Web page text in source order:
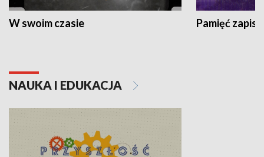
W swoim czasie Pamięć
NAUKA I EDUKACJA